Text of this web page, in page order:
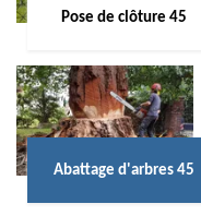
Pose de clôture 45
Abattage d'arbres 45